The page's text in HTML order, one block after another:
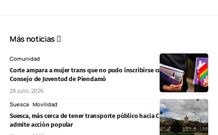
Más noticias
Comunidad
Corte ampara a mujer trans que no pudo inscribirse como candidata al
Consejo de Juventud de Piendamó
28 Julio, 2026
Suesca Movilidad
Suesca, más cerca de tener transporte público hacia Chía y Cajicá: juez
admite acción popular